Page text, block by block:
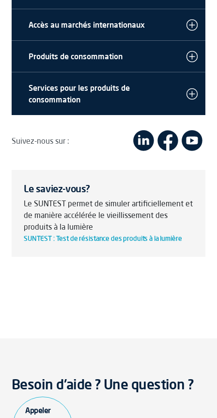
Accès au marchés internationaux
Produits de consommation
Services pour les produits de
consommation
Suivez-nous sur :
Le saviez-vous?
Le SUNTEST permet de simuler artificiellement et
de manière accélérée le vieillissement des
produits à la lumière
SUNTEST : Test de résistance des produits à la lumière
Besoin d'aide ? Une question ?
Appeler